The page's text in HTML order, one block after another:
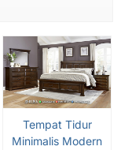
Tempat Tidur
Minimalis Modern